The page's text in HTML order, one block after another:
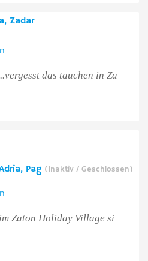
Zadar
das tauchen in Za
Pag (Inaktiv / Geschlossen)
Zaton Holiday Village si